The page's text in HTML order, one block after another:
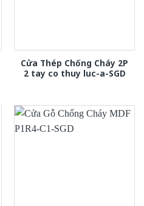
Cửa Thép Chống Cháy 2P
2 tay co thuy luc-a-SGD